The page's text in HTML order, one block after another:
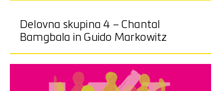
Delovna skupina 4 – Chantal
Bamgbala in Guido Markowitz